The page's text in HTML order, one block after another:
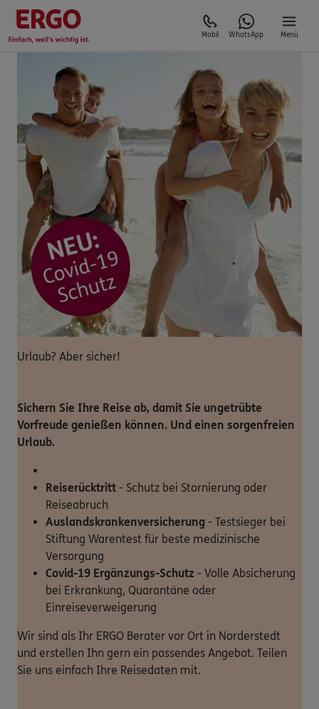
Mobil WhatsApp Menü
Urlaub? Aber sicher!
Sichern Sie Ihre Reise ab, damit Sie ungetrübte
Vorfreude genießen können. Und einen sorgenfreien
Urlaub.
Reiserücktritt - Schutz bei Stornierung oder
Reiseabruch
Auslandskrankenversicherung - Testsieger bei
Stiftung Warentest für beste medizinische
Versorgung
Covid-19 Ergänzungs-Schutz - Volle Absicherung
bei Erkrankung, Quarantäne oder
Einreiseverweigerung
Wir sind als Ihr ERGO Berater vor Ort in Norderstedt
und erstellen Ihn gern ein passendes Angebot. Teilen
Sie uns einfach Ihre Reisedaten mit.